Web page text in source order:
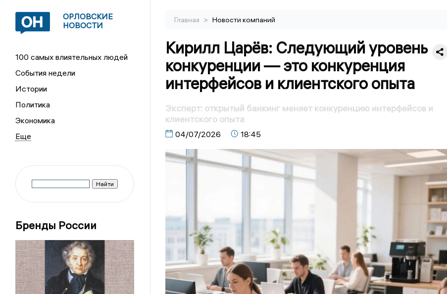
ОРЛОВСКИЕ
НОВОСТИ
100 самых влиятельных людей
События недели
Истории
Политика
Экономика
Бренды России
Главная > Новости компаний
Кирилл Царёв: Следующий уровень
конкуренции — это конкуренция
интерфейсов и клиентского опыта
Эксперт: открытый банкинг меняет конкуренцию интерфейсов и
клиентского опыта
04/07/2026 18:45